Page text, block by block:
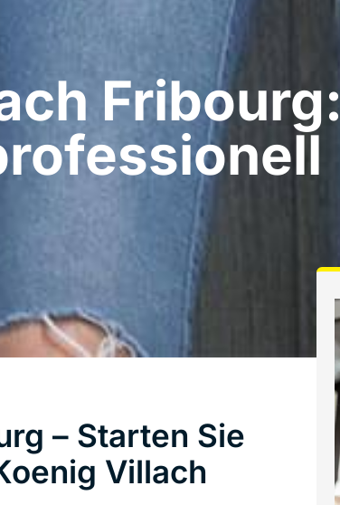
Fribourg:
– Starten Sie
Villach